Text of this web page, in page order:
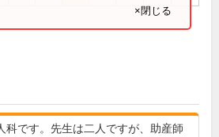
×閉じる
科です。先生は二人ですが、助産師